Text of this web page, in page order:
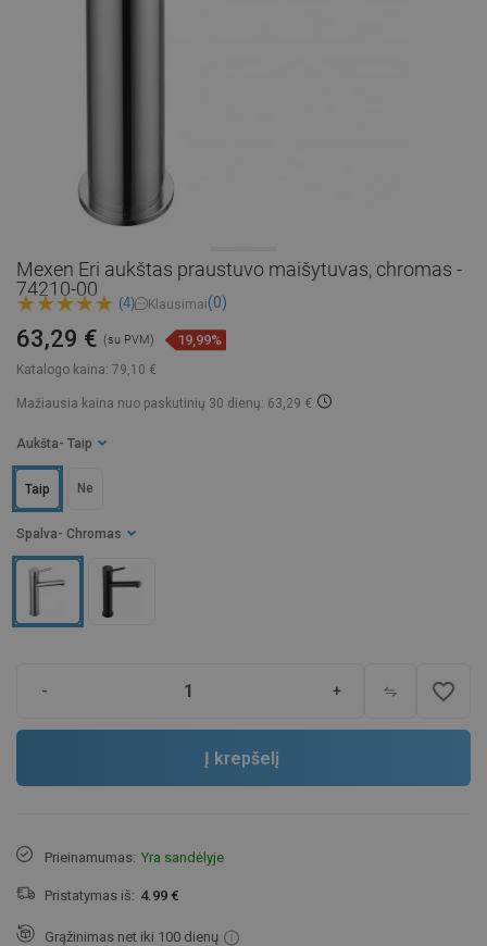
Mexen Eri aukštas praustuvo maišytuvas, chromas -
74210-00
(4) Klausimai(0)
Katalogo kaina: 79,10 €
63,29 € (su PVM) 19,99%
Mažiausia kaina nuo paskutinių 30 dienų: 63,29 €
Spalva - Chromas
Aukšta - Taip
Ne
Taip
- + favorite_border
Į krepšelį
Prieinamumas: Yra sandėlyje
Pristatymas iš: 4.99 €
Grąžinimas net iki 100 dienų